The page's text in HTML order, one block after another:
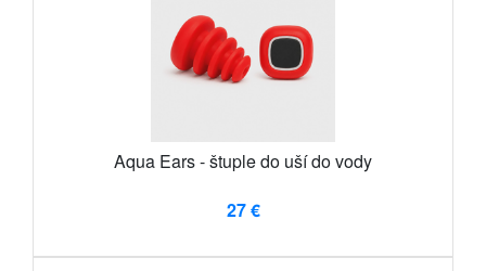
Aqua Ears - štuple do uší do vody
27 €